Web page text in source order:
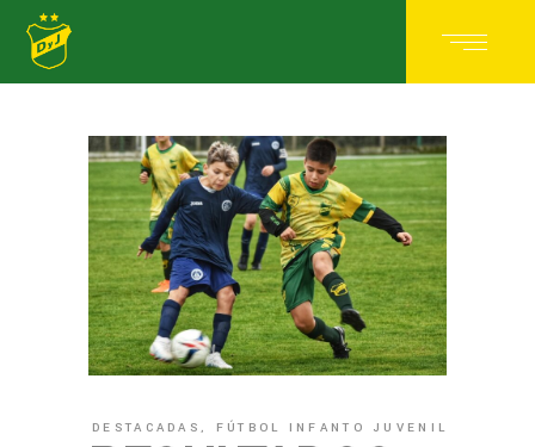
DESTACADAS, FÚTBOL INFANTO JUVENIL